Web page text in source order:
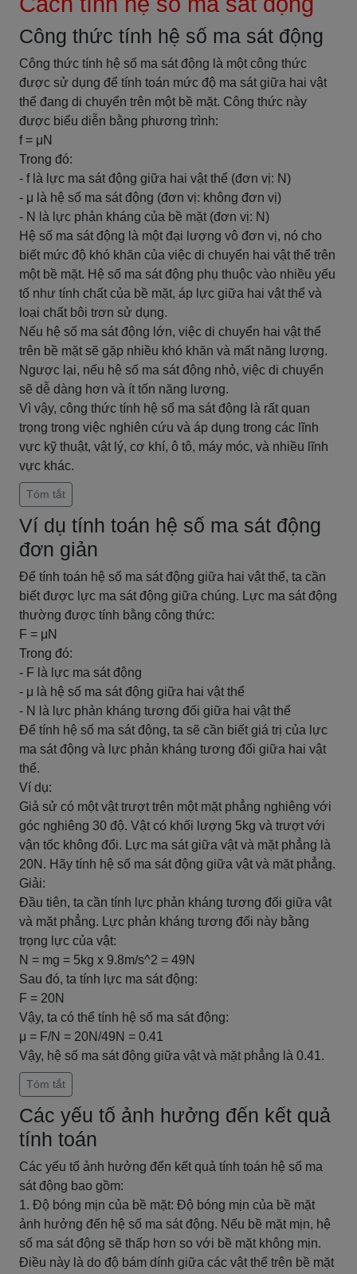
Công thức tính hệ số ma sát động
Công thức tính hệ số ma sát động là một công thức
được sử dụng để tính toán mức độ ma sát giữa hai vật
thể đang di chuyển trên một bề mặt. Công thức này
được biểu diễn bằng phương trình:
f = μN
Trong đó:
- f là lực ma sát động giữa hai vật thể (đơn vị: N)
- μ là hệ số ma sát động (đơn vị: không đơn vị)
- N là lực phản kháng của bề mặt (đơn vị: N)
Hệ số ma sát động là một đại lượng vô đơn vị, nó cho
biết mức độ khó khăn của việc di chuyển hai vật thể trên
một bề mặt. Hệ số ma sát động phụ thuộc vào nhiều yếu
tố như tính chất của bề mặt, áp lực giữa hai vật thể và
loại chất bôi trơn sử dụng.
Nếu hệ số ma sát động lớn, việc di chuyển hai vật thể
trên bề mặt sẽ gặp nhiều khó khăn và mất năng lượng.
Ngược lại, nếu hệ số ma sát động nhỏ, việc di chuyển
sẽ dễ dàng hơn và ít tốn năng lượng.
Vì vậy, công thức tính hệ số ma sát động là rất quan
trọng trong việc nghiên cứu và áp dụng trong các lĩnh
vực kỹ thuật, vật lý, cơ khí, ô tô, máy móc, và nhiều lĩnh
vực khác.
Tóm tắt
Ví dụ tính toán hệ số ma sát động
đơn giản
Để tính toán hệ số ma sát động giữa hai vật thể, ta cần
biết được lực ma sát động giữa chúng. Lực ma sát động
thường được tính bằng công thức:
F = μN
Trong đó:
- F là lực ma sát động
- μ là hệ số ma sát động giữa hai vật thể
- N là lực phản kháng tương đối giữa hai vật thể
Để tính hệ số ma sát động, ta sẽ cần biết giá trị của lực
ma sát động và lực phản kháng tương đối giữa hai vật
thể.
Ví dụ:
Giả sử có một vật trượt trên một mặt phẳng nghiêng với
góc nghiêng 30 độ. Vật có khối lượng 5kg và trượt với
vận tốc không đổi. Lực ma sát giữa vật và mặt phẳng là
20N. Hãy tính hệ số ma sát động giữa vật và mặt phẳng.
Giải:
Đầu tiên, ta cần tính lực phản kháng tương đối giữa vật
và mặt phẳng. Lực phản kháng tương đối này bằng
trọng lực của vật:
N = mg = 5kg x 9.8m/s^2 = 49N
Sau đó, ta tính lực ma sát động:
F = 20N
Vậy, ta có thể tính hệ số ma sát động:
μ = F/N = 20N/49N = 0.41
Vậy, hệ số ma sát động giữa vật và mặt phẳng là 0.41.
Tóm tắt
Các yếu tố ảnh hưởng đến kết quả
tính toán
Các yếu tố ảnh hưởng đến kết quả tính toán hệ số ma
sát động bao gồm:
1. Độ bóng mịn của bề mặt: Độ bóng mịn của bề mặt
ảnh hưởng đến hệ số ma sát động. Nếu bề mặt mịn, hệ
số ma sát động sẽ thấp hơn so với bề mặt không mịn.
Điều này là do độ bám dính giữa các vật thể trên bề mặt